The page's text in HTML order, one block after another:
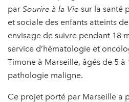
par Sourire à la Vie sur la santé
et sociale des enfants atteints
envisage de suivre pendant 18
service d’hématologie et
Timone à Marseille, âgés de 5 à
pathologie maligne.
Ce projet porté par Marseille a